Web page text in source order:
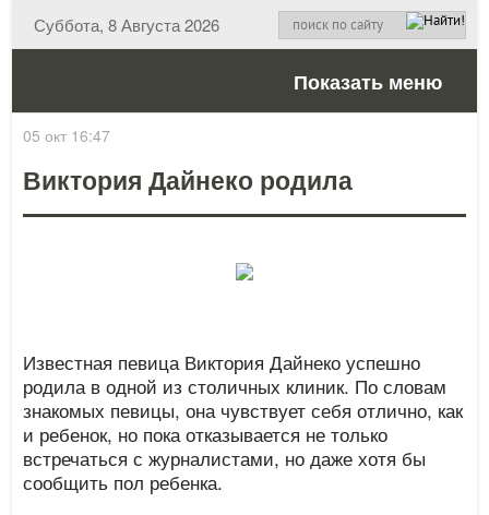
Суббота, 8 Августа 2026
Показать меню
05 окт 16:47
Виктория Дайнеко родила
Известная певица Виктория Дайнеко успешно
родила в одной из столичных клиник. По словам
знакомых певицы, она чувствует себя отлично, как
и ребенок, но пока отказывается не только
встречаться с журналистами, но даже хотя бы
сообщить пол ребенка.